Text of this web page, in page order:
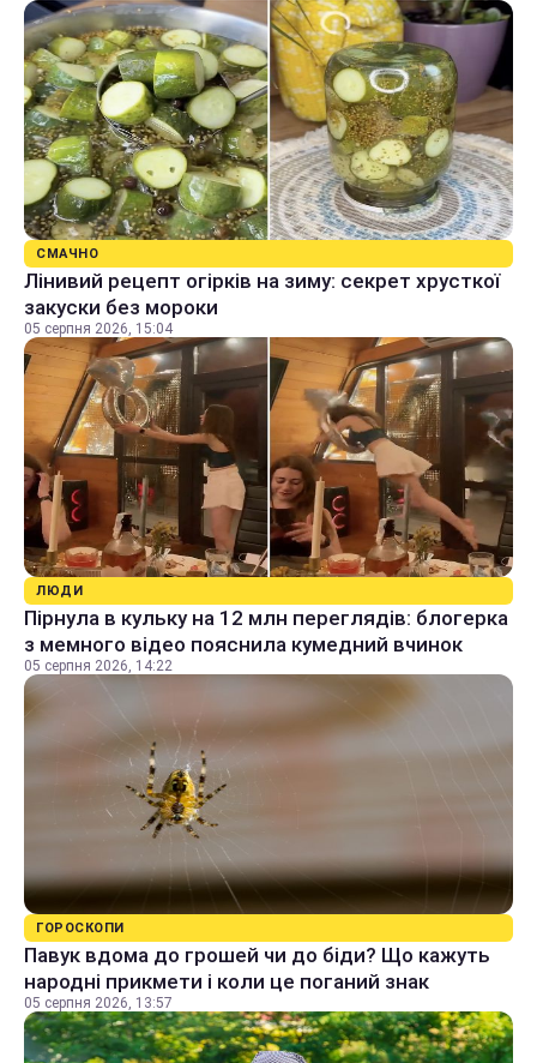
СМАЧНО
Лінивий рецепт огірків на зиму: секрет хрусткої
закуски без мороки
05 серпня 2026, 15:04
ЛЮДИ
Пірнула в кульку на 12 млн переглядів: блогерка
з мемного відео пояснила кумедний вчинок
05 серпня 2026, 14:22
ГОРОСКОПИ
Павук вдома до грошей чи до біди? Що кажуть
народні прикмети і коли це поганий знак
05 серпня 2026, 13:57